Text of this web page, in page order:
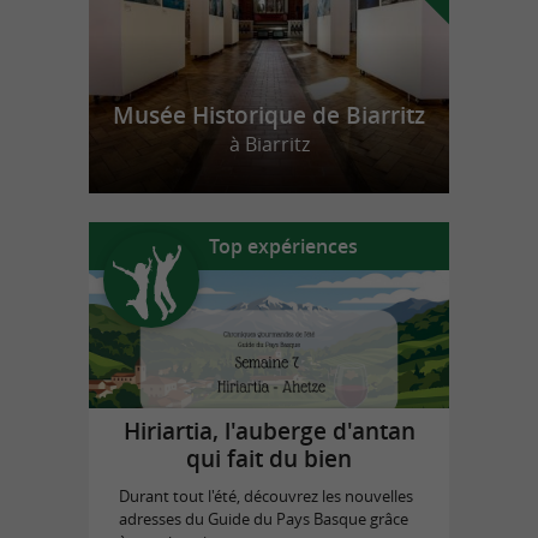
Musée Historique de Biarritz
à Biarritz
Top expériences
Hiriartia, l'auberge d'antan
qui fait du bien
Durant tout l'été, découvrez les nouvelles
adresses du Guide du Pays Basque grâce